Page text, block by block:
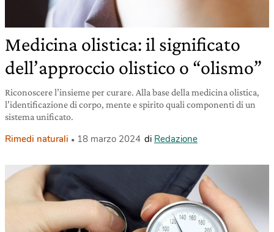
Medicina olistica: il significato
dell’approccio olistico o “olismo”
Riconoscere l’insieme per curare. Alla base della medicina olistica,
l’identificazione di corpo, mente e spirito quali componenti di un
sistema unificato.
Rimedi naturali 18 marzo 2024 di Redazione